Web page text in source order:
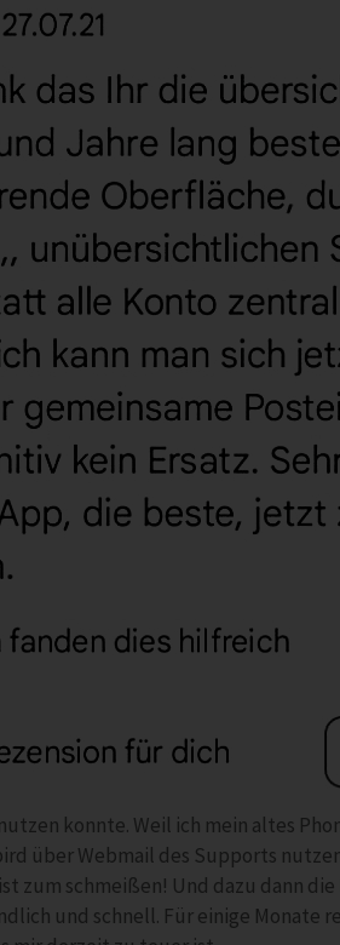
konnte. Weil ich mein altes
über Webmail des Supports
zum schmeißen! Und dazu dann
und schnell. Für einige Monate